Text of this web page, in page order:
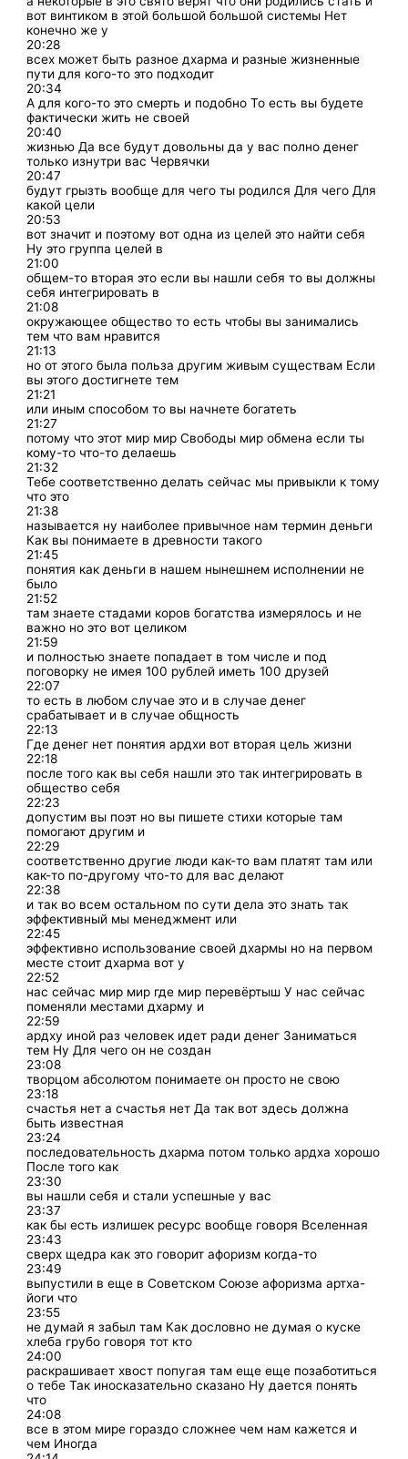
вот винтиком в этой большой большой системы Нет
конечно же у
20:28
всех может быть разное дхарма и разные жизненные
пути для кого-то это подходит
20:34
А для кого-то это смерть и подобно То есть вы будете
фактически жить не своей
20:40
жизнью Да все будут довольны да у вас полно денег
только изнутри вас Червячки
20:47
будут грызть вообще для чего ты родился Для чего Для
какой цели
20:53
вот значит и поэтому вот одна из целей это найти себя
Ну это группа целей в
21:00
общем-то вторая это если вы нашли себя то вы должны
себя интегрировать в
21:08
окружающее общество то есть чтобы вы занимались
тем что вам нравится
21:13
но от этого была польза другим живым существам Если
вы этого достигнете тем
21:21
или иным способом то вы начнете богатеть
21:27
потому что этот мир мир Свободы мир обмена если ты
кому-то что-то делаешь
21:32
Тебе соответственно делать сейчас мы привыкли к тому
что это
21:38
называется ну наиболее привычное нам термин деньги
Как вы понимаете в древности такого
21:45
понятия как деньги в нашем нынешнем исполнении не
было
21:52
там знаете стадами коров богатства измерялось и не
важно но это вот целиком
21:59
и полностью знаете попадает в том числе и под
поговорку не имея 100 рублей иметь 100 друзей
22:07
то есть в любом случае это и в случае денег
срабатывает и в случае общность
22:13
Где денег нет понятия ардхи вот вторая цель жизни
22:18
после того как вы себя нашли это так интегрировать в
общество себя
22:23
допустим вы поэт но вы пишете стихи которые там
помогают другим и
22:29
соответственно другие люди как-то вам платят там или
как-то по-другому что-то для вас делают
22:38
и так во всем остальном по сути дела это знать так
эффективный мы менеджмент или
22:45
эффективно использование своей дхармы но на первом
месте стоит дхарма вот у
22:52
нас сейчас мир мир где мир перевёртыш У нас сейчас
поменяли местами дхарму и
22:59
ардху иной раз человек идет ради денег Заниматься
тем Ну Для чего он не создан
23:08
творцом абсолютом понимаете он просто не свою
23:18
счастья нет а счастья нет Да так вот здесь должна
быть известная
23:24
последовательность дхарма потом только ардха хорошо
После того как
23:30
вы нашли себя и стали успешные у вас
23:37
как бы есть излишек ресурс вообще говоря Вселенная
23:43
сверх щедра как это говорит афоризм когда-то
23:49
выпустили в еще в Советском Союзе афоризма артха-
йоги что
23:55
не думай я забыл там Как дословно не думая о куске
хлеба грубо говоря тот кто
24:00
раскрашивает хвост попугая там еще еще позаботиться
о тебе Так иносказательно сказано Ну дается понять
что
24:08
все в этом мире гораздо сложнее чем нам кажется и
чем Иногда